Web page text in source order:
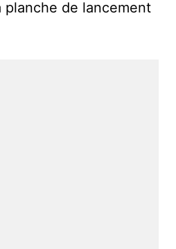
planche de lancement